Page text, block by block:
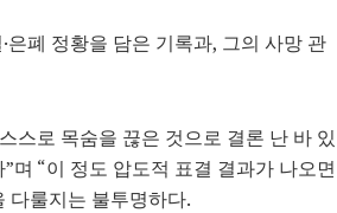
은폐 정황을 담은 기록과, 그의 사망 관
스로 목숨을 끊은 것으로 결론 난 바 있
며 “이 정도 압도적 표결 결과가 나오면
다룰지는 불투명하다.